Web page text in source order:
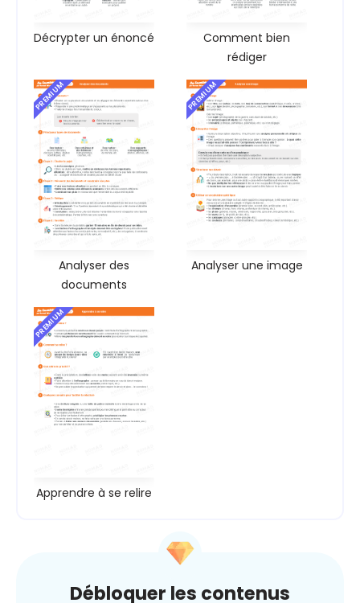
Décrypter un énoncé
Comment bien
rédiger
PREMIUM
Analyser des
documents
PREMIUM
Analyser une image
PREMIUM
Apprendre à se relire
Débloquer les contenus